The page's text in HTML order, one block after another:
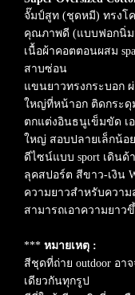
จั๊มป์สูท (ชุดหมี) ทรงโ
คุณภาพดี (แบบฟอกนิ่ม
เนื้อผ้าคอตตอนผสม
สาบซ่อน
แขนยาวทรงกระบอก
ใหญ่ที่หน้าอก ติดกระดุ
ตกแต่งอินธนูเข็มขัด เ
ใหญ่ สอบปลายเล็กน้อ
ดีไซน์แบบ sport เดิน
ลุคสปอร์ต สีขาว-เงิน
ความยาวสำหรับความ
สามารถเอาความยาว
*** หมายเหตุ :
สีชุดที่ถ่าย outdoor อา
เดียวกันทุกรูป